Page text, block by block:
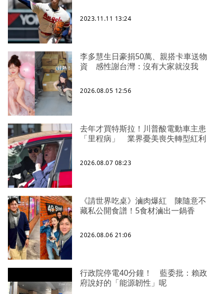
2023.11.11 13:24
李多慧生日豪捐50萬、親搭卡車送物
資 感性謝台灣：沒有大家就沒我
2026.08.05 12:56
去年才買特斯拉！川普酸電動車主患
「里程病」 業界憂美喪失轉型紅利
2026.08.07 08:23
《請世界吃桌》滷肉爆紅 陳隨意不
藏私公開食譜！5食材滷出一鍋香
2026.08.06 21:06
行政院停電40分鐘！ 藍委批：賴政
府說好的「能源韌性」呢